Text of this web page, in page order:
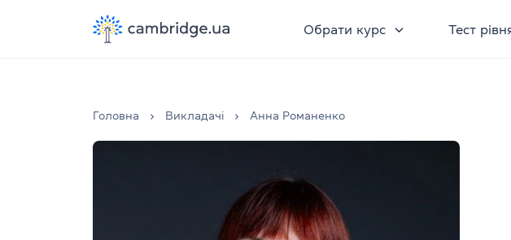
Обрати курс Тест
Головна Викладачі Анна Романенко